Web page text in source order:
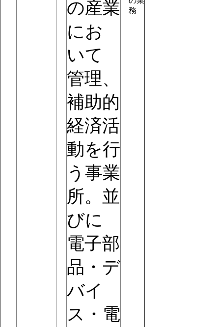
務
の産業
にお
いて
管理、
補助的
経済活
動を行
う事業
所。並
びに
電子部
品・デ
バイ
ス・電